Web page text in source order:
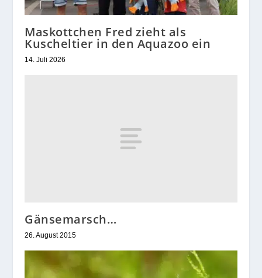
Maskottchen Fred zieht als
Kuscheltier in den Aquazoo ein
14. Juli 2026
Gänsemarsch…
26. August 2015